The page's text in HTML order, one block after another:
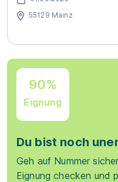
55129 Mainz
90%
Eignung
Du bist noch
Geh auf Nummer
Eignung checken und